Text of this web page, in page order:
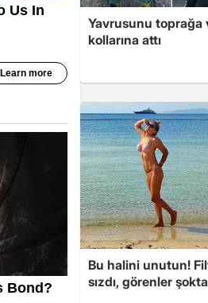
Yavrusunu
kollarına attı
Bu halini unutun!
sızdı, görenler şokta